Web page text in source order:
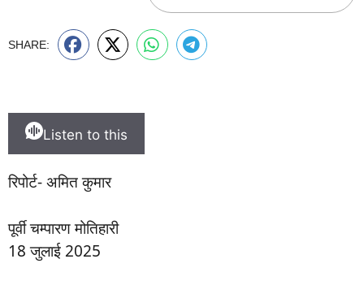
SHARE:
Listen to this
रिपोर्ट- अमित कुमार
पूर्वी चम्पारण मोतिहारी
18 जुलाई 2025